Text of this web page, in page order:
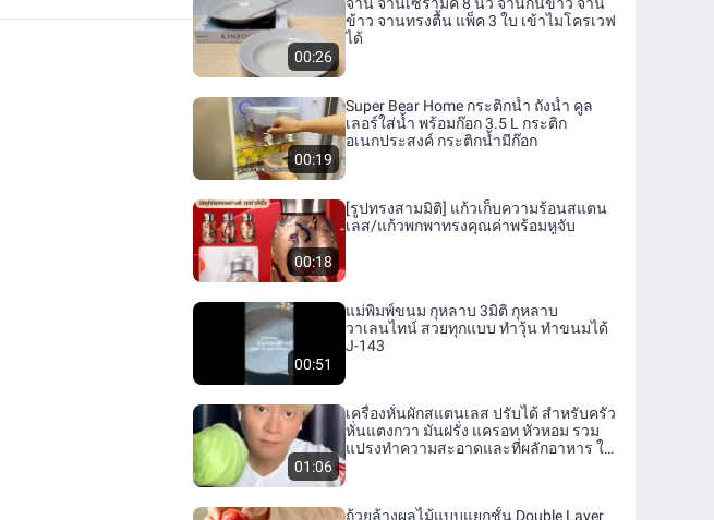
00:26
ข้าว จานทรงตื้น แพ็ค 3 ใบ เข้าไมโครเวฟ
ได้
00:19
Super Bear Home กระติกน้ำ ถังน้ำ คูล
เลอร์ใส่น้ำ พร้อมก๊อก 3.5 L กระติก
อเนกประสงค์ กระติกน้ำมีก๊อก
00:18
[รูปทรงสามมิติ] แก้วเก็บความร้อนสแตน
เลส/แก้วพกพาทรงคุณค่าพร้อมหูจับ
00:51
แม่พิมพ์ขนม กุหลาบ 3มิติ กุหลาบ
วาเลนไทน์ สวยทุกแบบ ทำวุ้น ทำขนมได้
J-143
01:06
เครื่องหั่นผักสแตนเลส ปรับได้ สำหรับครัว
หั่นแตงกวา มันฝรั่ง แครอท หัวหอม รวม
แปรงทำความสะอาดและที่ผลักอาหาร ใช้
ถ้วยล้างผลไม้แบบแยกชั้น Double Layer